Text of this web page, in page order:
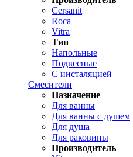
Cersanit
Roca
Vitra
Тип
Напольные
Подвесные
С инсталяцией
Смесители
Назначение
Для ванны
Для ванны с душем
Для душа
Для раковины
Производитель